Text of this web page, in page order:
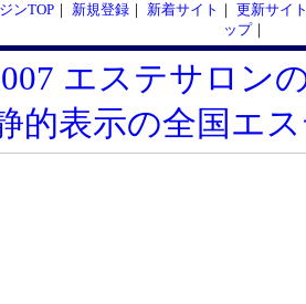
ンTOP｜ 新規登録｜ 新着サイト ｜ 更新サイ
ップ｜
エステサロン
的表示の全国エ